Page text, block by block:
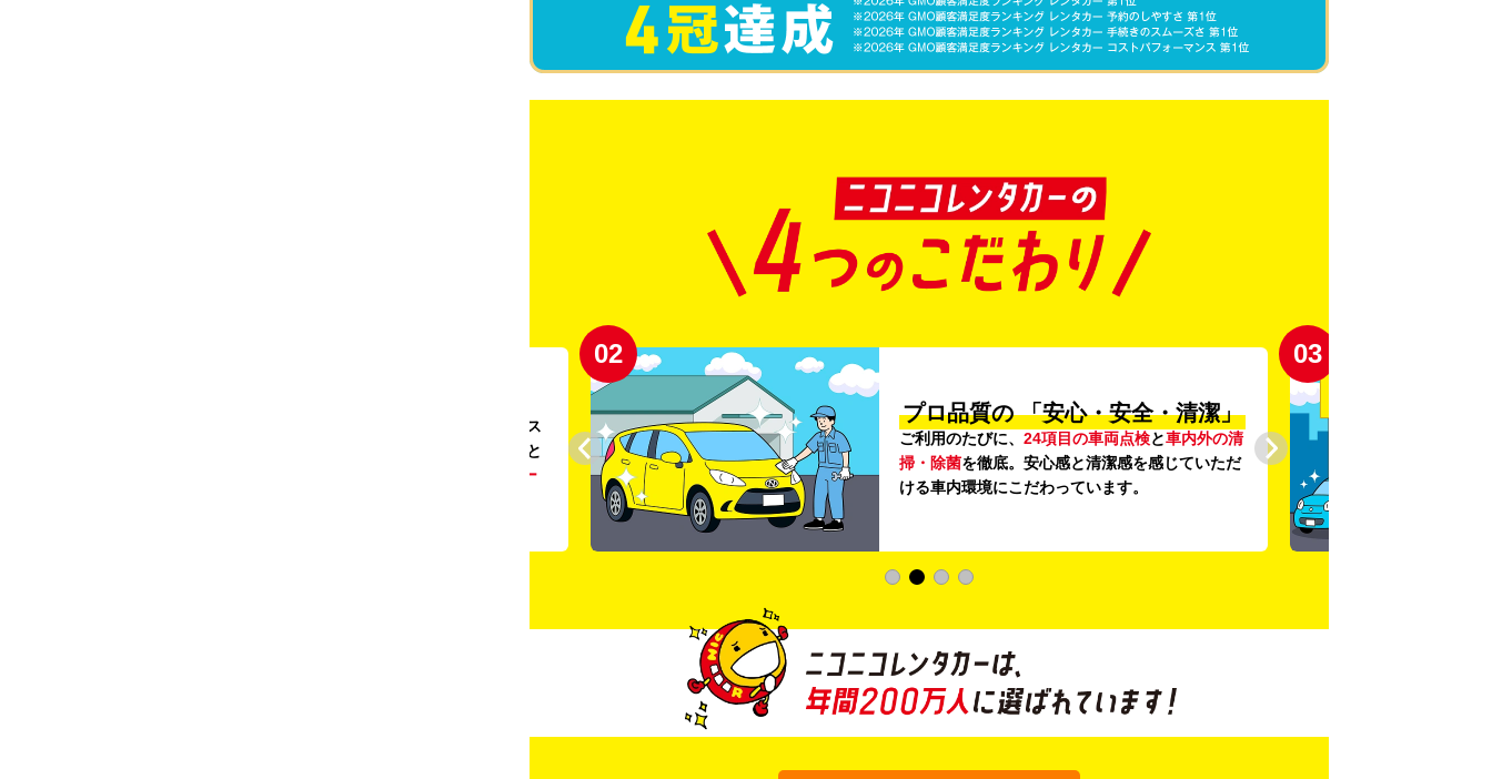
。ガソリンス
タンドや整備工場の既存インフラを活用すること
リー
02
プロ品質の 「安心・安全・清潔」
ご利用のたびに、 24項目の車両点検と車内外の清
掃・除菌を徹底。安心感と清潔感を感じていただ
ける車内環境にこだわっています。
03